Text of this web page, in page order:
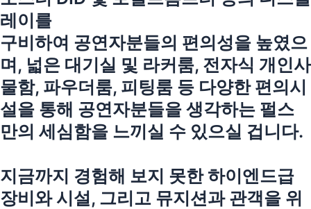
레이를
구비하여 공연자분들의 편의성을 높였으
며, 넓은 대기실 및 라커룸, 전자식 개인사
물함, 파우더룸, 피팅룸 등 다양한 편의시
설을 통해 공연자분들을 생각하는 펄스
만의 세심함을 느끼실 수 있으실 겁니다.
지금까지 경험해 보지 못한 하이엔드급
장비와 시설, 그리고 뮤지션과 관객을 위